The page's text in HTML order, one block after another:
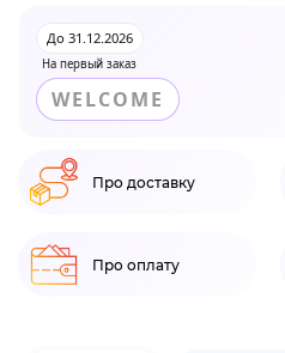
На первый заказ
До 31.12.2026
WELCOME
Про доставку
Про оплату